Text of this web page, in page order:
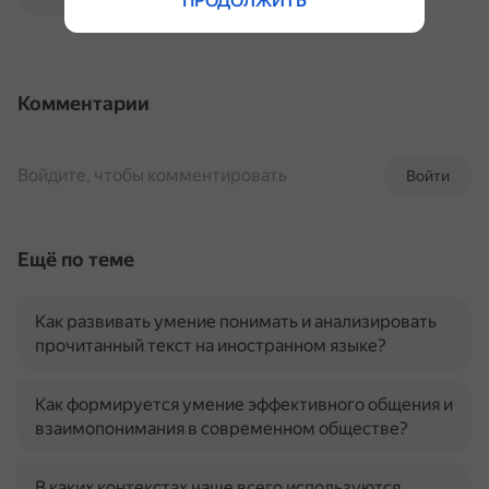
Комментарии
Войти
Войдите, чтобы комментировать
Ещё по теме
Как развивать умение понимать и анализировать
прочитанный текст на иностранном языке?
Как формируется умение эффективного общения и
взаимопонимания в современном обществе?